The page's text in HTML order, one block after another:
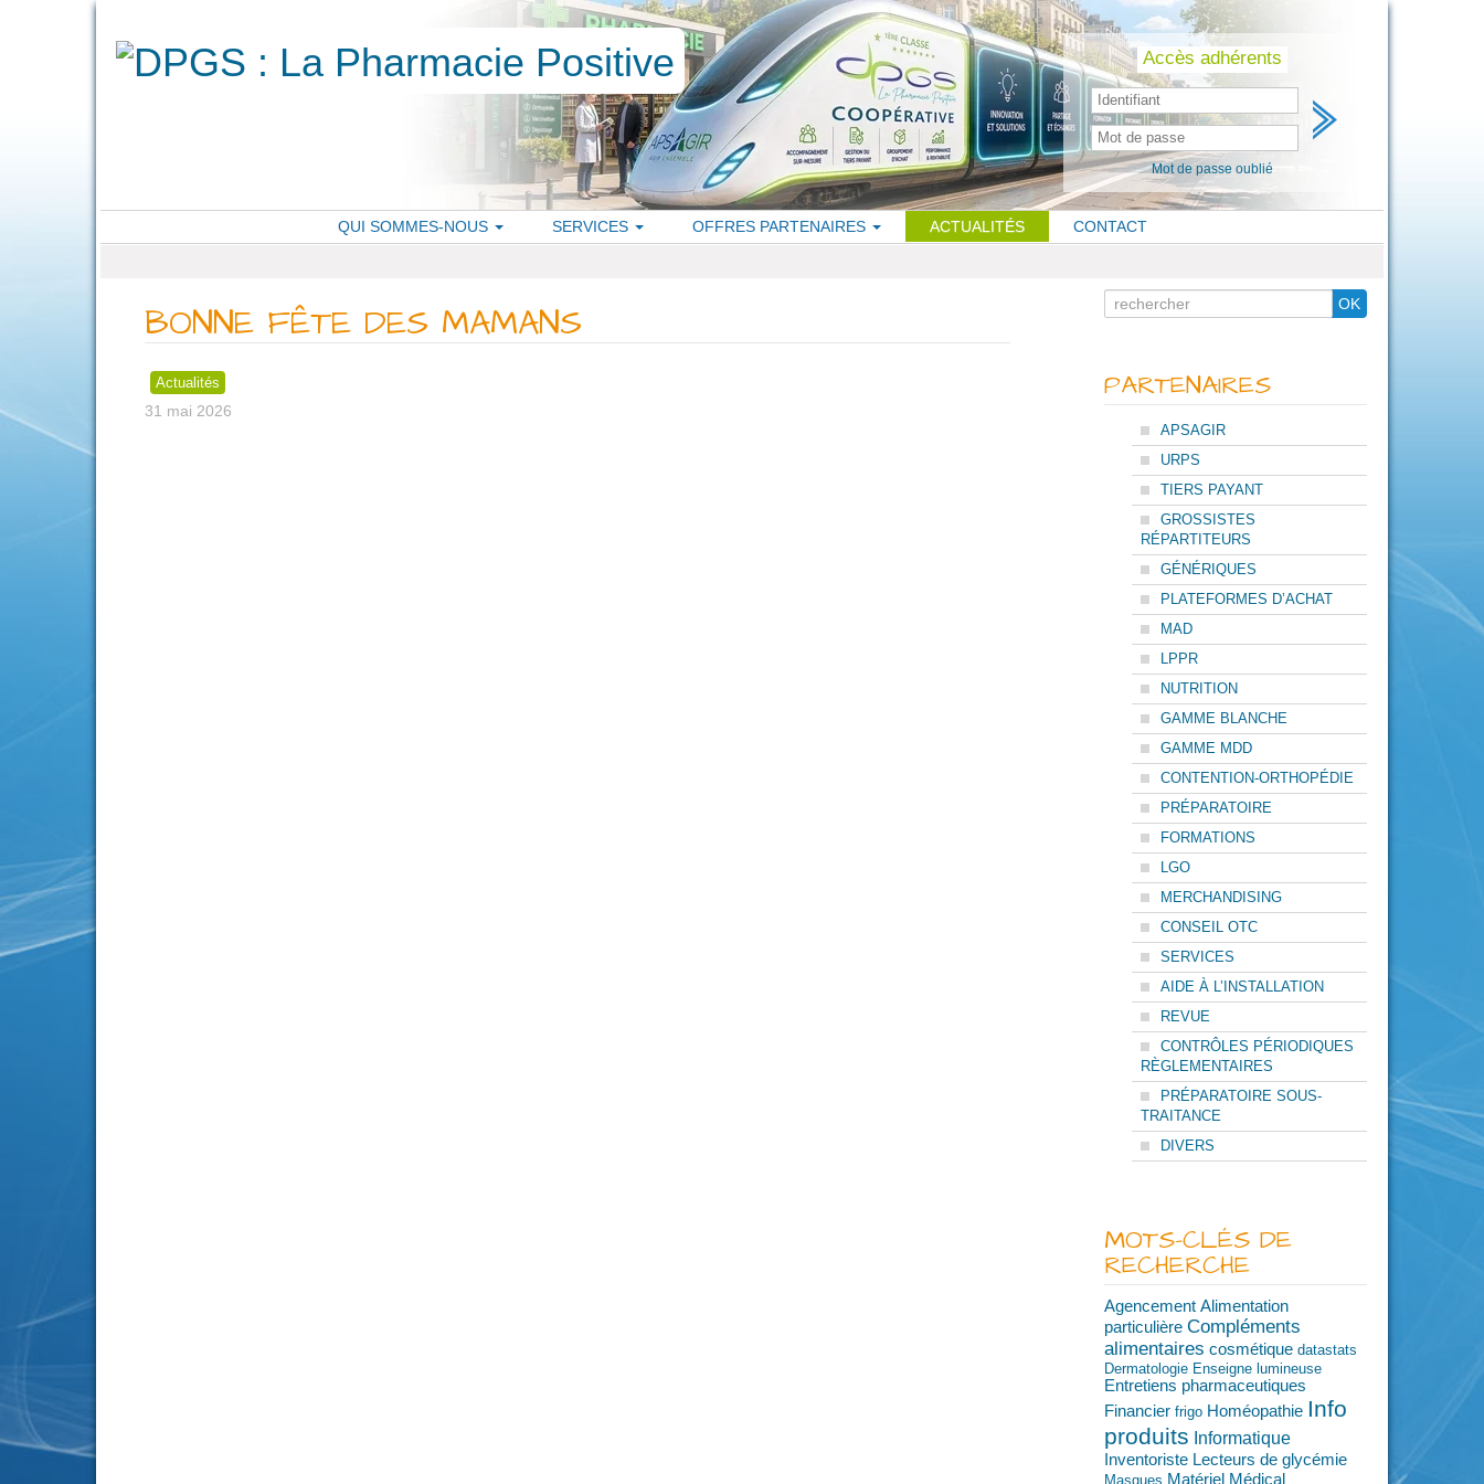
Skip
to
content Accès adhérents
Mot de passe oublié
QUI SOMMES-NOUS SERVICES OFFRES PARTENAIRES ACTUALITÉS CONTACT
BONNE FÊTE DES MAMANS
Actualités
31 mai 2026
Search
for
OK
PARTENAIRES
APSAGIR
URPS
TIERS PAYANT
GROSSISTES
RÉPARTITEURS
GÉNÉRIQUES
PLATEFORMES D’ACHAT
MAD
LPPR
NUTRITION
GAMME BLANCHE
GAMME MDD
CONTENTION-ORTHOPÉDIE
PRÉPARATOIRE
FORMATIONS
LGO
MERCHANDISING
CONSEIL OTC
SERVICES
AIDE À L’INSTALLATION
REVUE
CONTRÔLES PÉRIODIQUES
RÈGLEMENTAIRES
PRÉPARATOIRE SOUS-
TRAITANCE
DIVERS
MOTS-CLÉS DE
RECHERCHE
Agencement Alimentation
particulière Compléments
alimentaires cosmétique datastats
Dermatologie Enseigne lumineuse
Entretiens pharmaceutiques
Financier frigo Homéopathie Info
produits Informatique
Inventoriste Lecteurs de glycémie
Masques Matériel Médical